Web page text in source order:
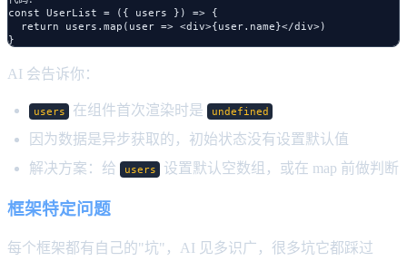
const UserList = ({ users }) => {
  return users.map(user => <div>{user.name}</div>)
AI 会告诉你：
users 在组件首次渲染时是 undefined
因为数据是异步获取的，初始状态没有设置默认值
解决方案：给
users 设置默认空数组，或在 map 前做判断
框架特定问题
每个框架都有自己的"坑"，AI 见多识广，很多坑它都踩过